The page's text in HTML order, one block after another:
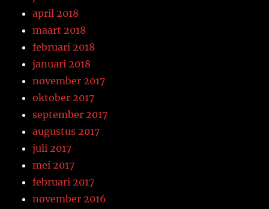
april 2018
maart 2018
februari 2018
januari 2018
november 2017
oktober 2017
september 2017
augustus 2017
juli 2017
mei 2017
februari 2017
november 2016